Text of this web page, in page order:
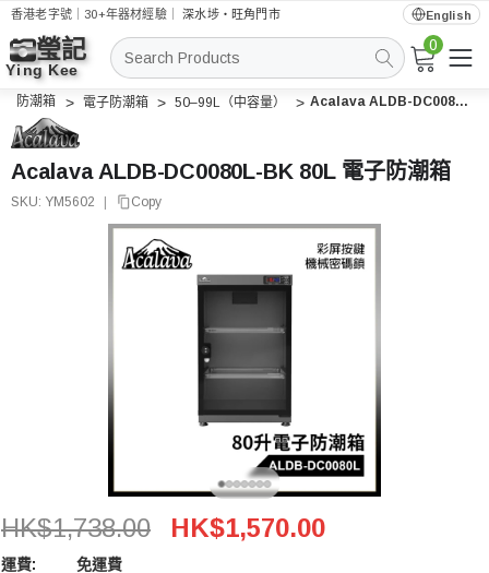
香港老字號｜30+年器材經驗｜深水埗・旺角門市 English
搜
索
0
防潮箱 電子防潮箱 50–99L（中容量） Acalava ALDB-DC0080L-BK 80L 電子防潮箱
Acalava ALDB-DC0080L-BK 80L 電子防潮箱
SKU: YM5602 Copy
Acalava ALDB-DC0080L-BK 80L 電子防潮箱
HK$1,738.00 HK$1,570.00
運費: 免運費